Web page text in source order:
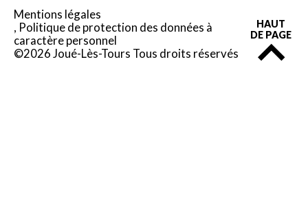
Mentions légales
Politique de protection des données à
caractère personnel
©2026 Joué-Lès-Tours Tous droits réservés
HAUT
DE PAGE